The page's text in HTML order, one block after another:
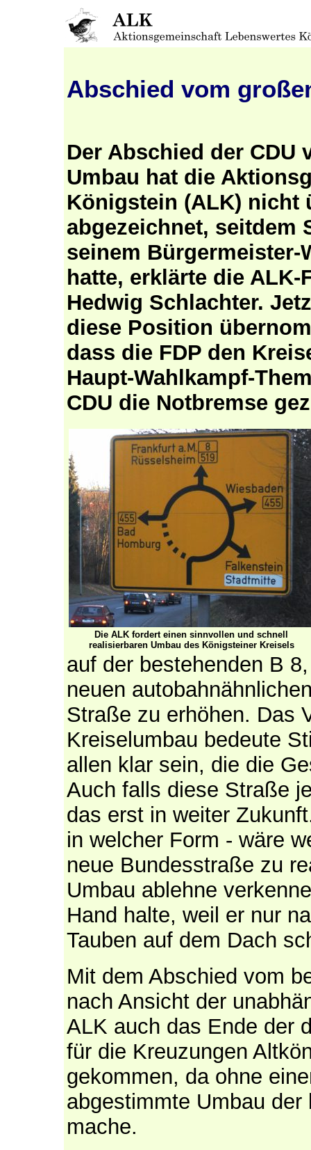
Abschied vom
Der Abschied der CDU
Umbau hat die
Königstein (ALK) nicht
abgezeichnet, seitdem
seinem
hatte, erklärte die
Hedwig Schlachter.
diese Position
dass die FDP den
Haupt-Wahlkampf-
CDU die Notbremse
Die ALK fordert einen sinnvollen und schnell
realisierbaren Umbau des Königsteiner Kreisels
auf der bestehenden B
neuen
Straße zu erhöhen. Das
Kreiselumbau bedeute
allen klar sein, die die
Auch falls diese Straße
das erst in weiter
in welcher Form - wäre
neue Bundesstraße zu
Umbau ablehne
Hand halte, weil er nur
Tauben auf dem Dach
Mit dem Abschied vom
nach Ansicht der
ALK auch das Ende der
für die Kreuzungen
gekommen, da ohne
abgestimmte Umbau
mache.